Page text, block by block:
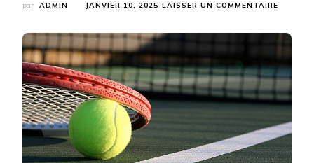
par ADMIN JANVIER 10, 2025 LAISSER UN COMMENTAIRE
LA
DES
NORMES
LORS
D’UN